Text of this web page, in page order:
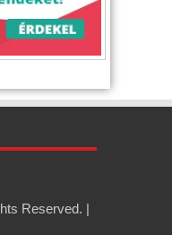
Reserved. |